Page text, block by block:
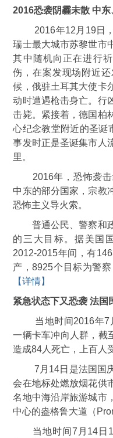
2016恐袭阴霾未散 中
2016年12月19日，
瑞士最大城市苏黎世市
其中随机向正在进行
伤，在案发现场附近
候，俄驻土耳其大使卡
动时遭遇枪击身亡。行
击毙。紧接着，德国柏
心纪念教堂附近的圣诞
事发时正是圣诞集市人
里。
2016年，恐怖袭击
中东的部分国家，宗教
恐怖主义导火索。
普通公民、警察和政
的三大目标。据美国
2012-2015年间，有
产，8925个目标为警
【详情】
紧急状态下又恐袭 法国
当地时间2016年7月
一辆卡车冲向人群，截
造成84人死亡，上百人
7月14日是法国国庆
会在地标处燃放烟花供
名地中海沿岸旅游城市
中心的盎格鲁大道（
当地时间7月14日